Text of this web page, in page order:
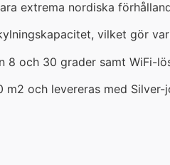
extrema nordiska
vilket gör
8 och 30 grader samt WiFi-
m2 och levereras med